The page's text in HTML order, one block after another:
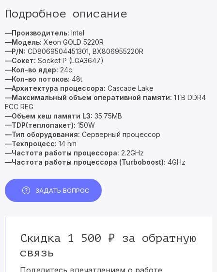
Подробное описание
—Производитель: Intel
—Модель: Xeon GOLD 5220R
—P/N: CD8069504451301, BX806955220R
—Сокет: Socket P (LGA3647)
—Кол-во ядер: 24c
—Кол-во потоков: 48t
—Архитектура процессора: Cascade Lake
—Максимальный объем оперативной памяти: 1TB DDR4
ECC REG
—Объем кеш памяти L3: 35.75MB
—TDP(теплопакет): 150W
—Тип оборудования: Серверный процессор
—Техпроцесс: 14 nm
—Частота работы процессора: 2.2GHz
—Частота работы процессора (Turboboost): 4GHz
ЗАДАТЬ ВОПРОС
Скидка 1 500 ₽ за обратную
связь
Поделитесь впечатлением о работе